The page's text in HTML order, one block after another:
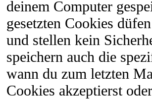
deinem Computer
gesetzten Cookies
und stellen kein
speichern auch die
wann du zum letzten
Cookies akzeptierst